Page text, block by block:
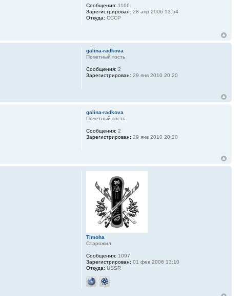
Сообщения: 1166
Зарегистрирован: 28 апр 2006 13:54
Откуда: СССР
galina-radkova
Почетный гость
Сообщения: 2
Зарегистрирован: 29 янв 2010 20:20
galina-radkova
Почетный гость
Сообщения: 2
Зарегистрирован: 29 янв 2010 20:20
Timoha
Старожил
Сообщения: 1097
Зарегистрирован: 01 фев 2006 13:10
Откуда: USSR